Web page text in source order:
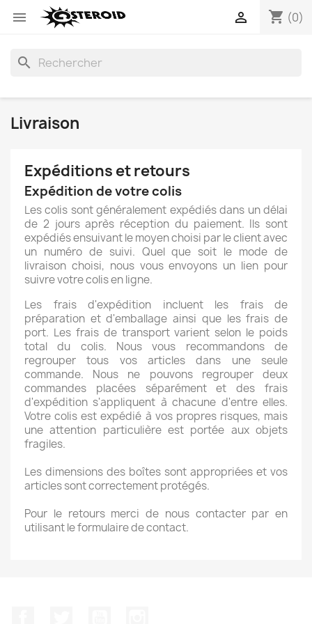
 shopping_cart (0)

search
Livraison
Expéditions et retours
Expédition de votre colis
Les colis sont généralement expédiés dans un délai
de 2 jours après réception du paiement. Ils sont
expédiés ensuivant le moyen choisi par le client avec
un numéro de suivi. Quel que soit le mode de
livraison choisi, nous vous envoyons un lien pour
suivre votre colis en ligne.
Les frais d'expédition incluent les frais de
préparation et d'emballage ainsi que les frais de
port. Les frais de transport varient selon le poids
total du colis. Nous vous recommandons de
regrouper tous vos articles dans une seule
commande. Nous ne pouvons regrouper deux
commandes placées séparément et des frais
d'expédition s'appliquent à chacune d'entre elles.
Votre colis est expédié à vos propres risques, mais
une attention particulière est portée aux objets
fragiles.
Les dimensions des boîtes sont appropriées et vos
articles sont correctement protégés.
Pour le retours merci de nous contacter par en
utilisant le formulaire de contact.